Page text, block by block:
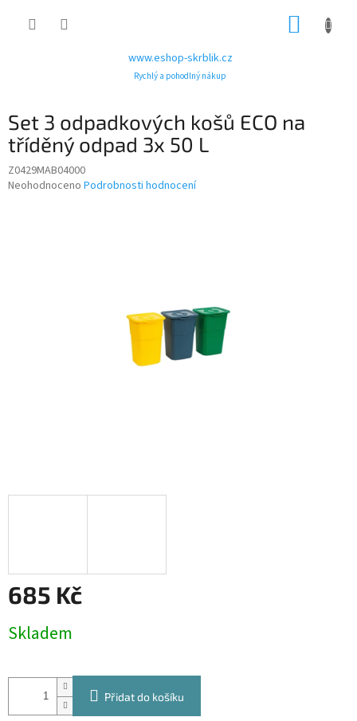
www.eshop-skrblik.cz
Rychlý a pohodlný nákup
Set 3 odpadkových košů ECO na
tříděný odpad 3x 50 L
Z0429MAB04000
Průměrné
Neohodnoceno Podrobnosti hodnocení
685 Kč
cena:
Skladem
Přidat do košíku